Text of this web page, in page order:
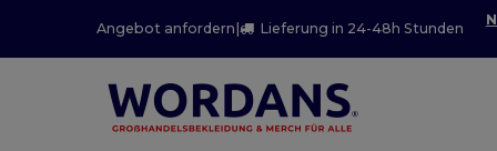
Angebot anfordern | Lieferung in 24-48h Stunden